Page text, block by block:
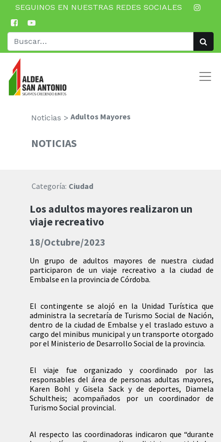
SEGUINOS EN NUESTRAS REDES SOCIALES
Noticias > Adultos Mayores
NOTICIAS
Categoría: Ciudad
Los adultos mayores realizaron un
viaje recreativo
18/Octubre/2023
Un grupo de adultos mayores de nuestra ciudad
participaron de un viaje recreativo a la ciudad de
Embalse en la provincia de Córdoba.
El contingente se alojó en la Unidad Turística que
administra la secretaría de Turismo Social de Nación,
dentro de la ciudad de Embalse y el traslado estuvo a
cargo del minibus municipal y un transporte otorgado
por el Ministerio de Desarrollo Social de la provincia.
El viaje fue organizado y coordinado por las
responsables del área de personas adultas mayores,
Karen Bohl y Gisela Sack y de deportes, Diamela
Schultheis; acompañados por un coordinador de
Turismo Social provincial.
Al respecto las coordinadoras indicaron que “durante